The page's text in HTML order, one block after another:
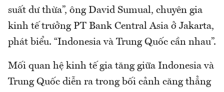
suất dư thừa”, ông David Sumual, chuyên gia
kinh tế trưởng PT Bank Central Asia ở Jakarta,
phát biểu. “Indonesia và Trung Quốc cần nhau”.
Mối quan hệ kinh tế gia tăng giữa Indonesia và
Trung Quốc diễn ra trong bối cảnh căng thẳng